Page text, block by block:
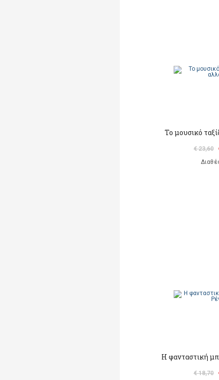
Το μουσικό
€ 23,60
Η φανταστική
€ 18,70